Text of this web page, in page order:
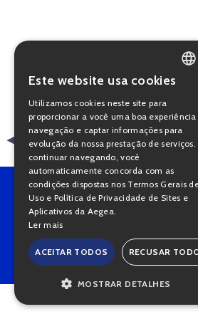
voltar
Copyright © 2022 • Todos os
Este website usa cookies
Utilizamos cookies neste site para
proporcionar a você uma boa experiência
navegação e captar informações para
evolução da nossa prestação de serviços.
continuar navegando, você
automaticamente concorda com as
condições dispostas nos Termos Gerais
Uso e Política de Privacidade de Sites e
Aplicativos da Aegea.
Ler mais
ACEITAR TODOS RECUSAR
MOSTRAR DETALHES